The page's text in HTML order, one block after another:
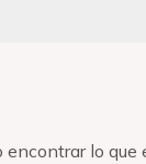
lo